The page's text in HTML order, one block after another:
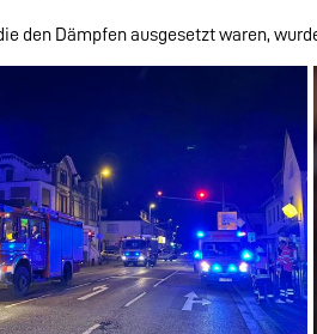
den Dämpfen ausgesetzt waren,